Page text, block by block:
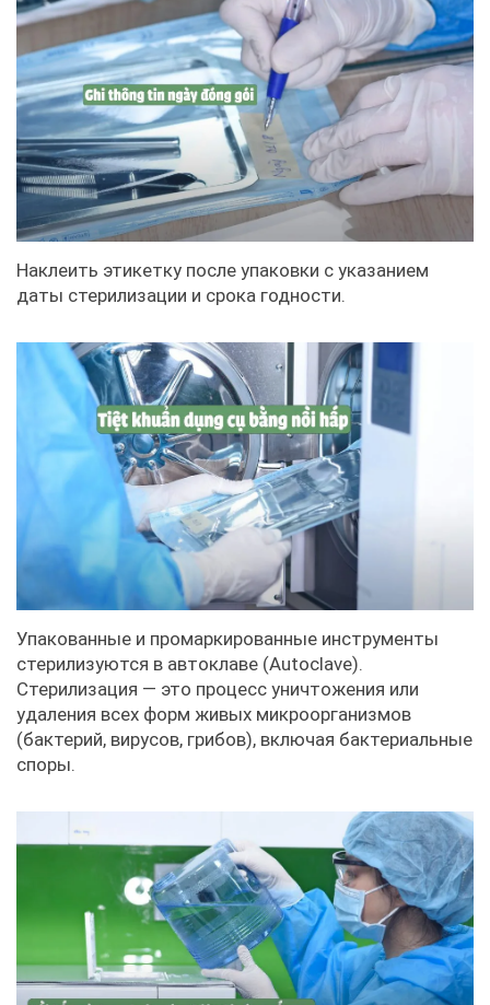
Наклеить этикетку после упаковки с указанием
даты стерилизации и срока годности.
Упакованные и промаркированные инструменты
стерилизуются в автоклаве (Autoclave).
Стерилизация — это процесс уничтожения или
удаления всех форм живых микроорганизмов
(бактерий, вирусов, грибов), включая бактериальные
споры.